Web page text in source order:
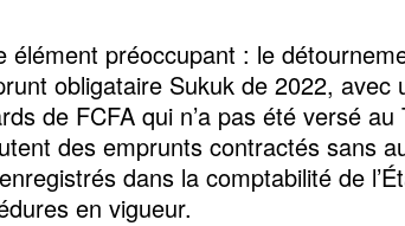
élément préoccupant : le
obligataire Sukuk de 2022,
de FCFA qui n’a pas été versé
des emprunts contractés sans
dans la comptabilité de
en vigueur.